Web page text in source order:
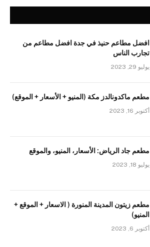
افضل مطاعم حنيذ في جدة افضل مطاعم من
تجارب الناس
يوليو 29, 2023
مطعم ماكدونالدز مكة (المنيو + الأسعار + الموقع)
أكتوبر 16, 2023
مطعم جاد الرياض: الأسعار، المنيو، والموقع
يوليو 18, 2023
مطعم زيتون المدينة المنورة ( الاسعار + الموقع +
المنيو)
أكتوبر 6, 2023